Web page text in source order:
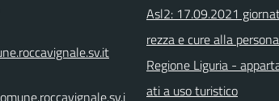
Asl2: 17.09.2021
rezza e cure alla
Regione Liguria -
ati a uso turistico